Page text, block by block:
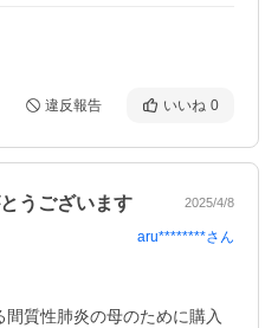
違反報告 いいね 0
うございます 2025/4/8
aru********さん
質性肺炎の母のために購入